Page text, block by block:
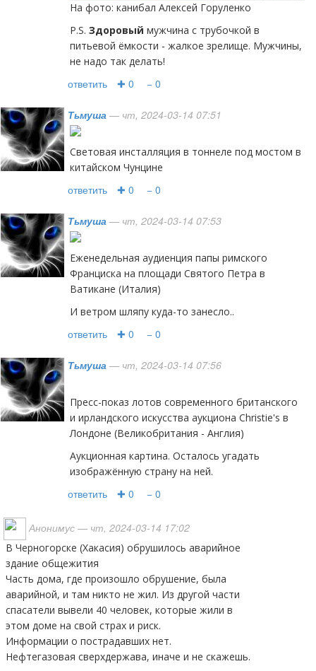
На фото: канибал Алексей Горуленко
P.S. Здоровый мужчина с трубочкой в
питьевой ёмкости - жалкое зрелище. Мужчины,
не надо так делать!
ответить ✚ 0 − 0
Тьмуша — чт, 2024-03-14 07:51
Световая инсталляция в тоннеле под мостом в
китайском Чунцине
ответить ✚ 0 − 0
Тьмуша — чт, 2024-03-14 07:53
Еженедельная аудиенция папы римского
Франциска на площади Святого Петра в
Ватикане (Италия)
И ветром шляпу куда-то занесло..
ответить ✚ 0 − 0
Тьмуша — чт, 2024-03-14 07:56
Пресс-показ лотов современного британского
и ирландского искусства аукциона Christie's в
Лондоне (Великобритания - Англия)
Аукционная картина. Осталось угадать
изображённую страну на ней.
ответить ✚ 0 − 0
Анонимус — чт, 2024-03-14 17:02
В Черногорске (Хакасия) обрушилось аварийное
здание общежития
Часть дома, где произошло обрушение, была
аварийной, и там никто не жил. Из другой части
спасатели вывели 40 человек, которые жили в
этом доме на свой страх и риск.
Информации о пострадавших нет.
Нефтегазовая сверхдержава, иначе и не скажешь.